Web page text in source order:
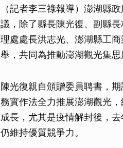
（記者李三祿報導）澎湖縣
議，除了縣長陳光復、副縣
理處處長洪志光、澎湖縣工
舉，共同為推動澎湖觀光集思
陳光復親自頒贈委員聘書，
務實作法全力推展澎湖觀光
成長，尤其是疫情解封後，
仍維持優質競爭力。